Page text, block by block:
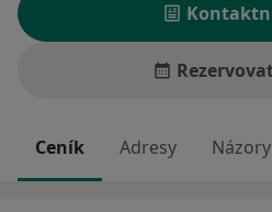
Ceník Adresy